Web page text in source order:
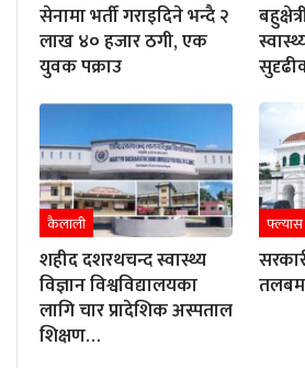
सेनामा भर्ती गराइदिने भन्दै २
लाख ४० हजार ठगी, एक
युवक पक्राउ
कैलाली
शहीद दशरथचन्द स्वास्थ्य
विज्ञान विश्वविद्यालयका
लागि चार प्रादेशिक अस्पताल
शिक्षण…